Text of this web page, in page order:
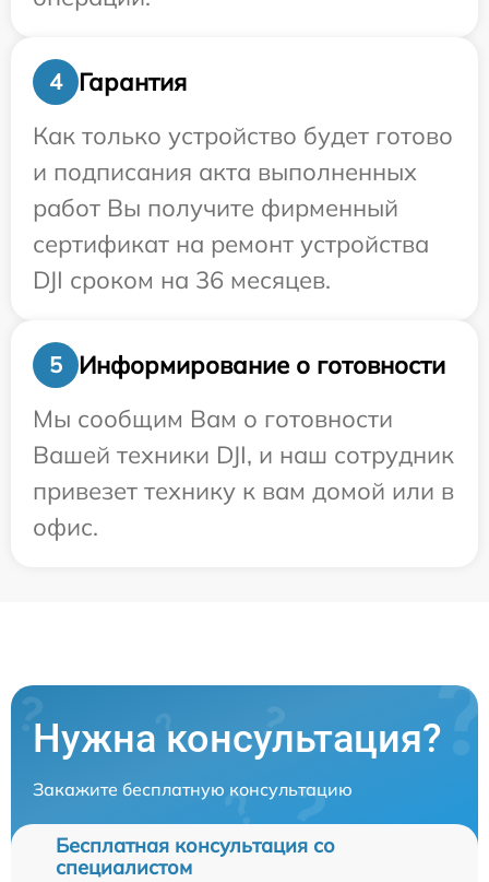
4
Гарантия
Как только устройство будет готово
и подписания акта выполненных
работ Вы получите фирменный
сертификат на ремонт устройства
DJI сроком на 36 месяцев.
5
Информирование о готовности
Мы сообщим Вам о готовности
Вашей техники DJI, и наш сотрудник
привезет технику к вам домой или в
офис.
Нужна консультация?
Закажите бесплатную консультацию
Бесплатная консультация со
специалистом